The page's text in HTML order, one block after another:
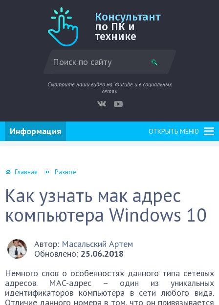
Консультант
по ПК и
технике
Смотрите наши видео на Youtube и в социальных
сетях
ОТКРЫТЬ МЕНЮ
Информация
Главная Разное
Как узнать мак адрес
компьютера Windows 10
Автор: Масальский Артем
Обновлено: 25.06.2018
Немного слов о особенностях данного типа сетевых
адресов. MAC-адрес – один из уникальных
идентификаторов компьютера в сети любого вида.
Отличие данного номера в том, что он привязывается